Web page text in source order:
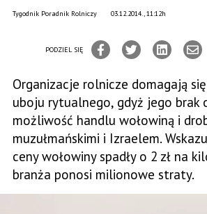
03.12.2014., 11:12h
Tygodnik Poradnik Rolniczy
PODZIEL SIĘ
Organizacje rolnicze domagają
uboju rytualnego, gdyż jego brak
możliwość handlu wołowiną i
muzułmańskimi i Izraelem.
ceny wołowiny spadły o 2 zł na
branża ponosi milionowe straty.